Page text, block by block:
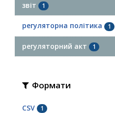
звіт 1
регуляторна політика 1
регуляторний акт 1
Формати
CSV 1